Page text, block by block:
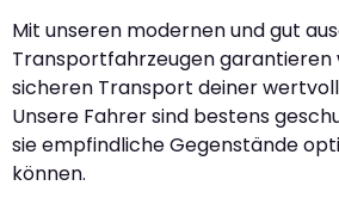
Mit unseren modernen und gut
Transportfahrzeugen garantieren
sicheren Transport deiner
Unsere Fahrer sind bestens
sie empfindliche Gegenstände
können.